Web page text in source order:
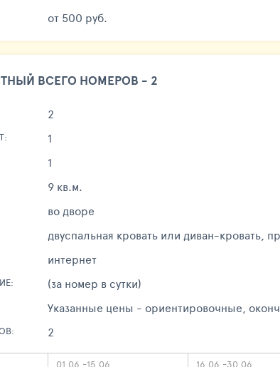
от 500 руб.
ВСЕГО НОМЕРОВ - 2
2
1
1
9 кв.м.
во дворе
двуспальная кровать или диван-кровать,
интернет
(за номер в сутки)
Указанные цены - ориентировочные,
2
01.06.-15.06. 16.06.-30.06.